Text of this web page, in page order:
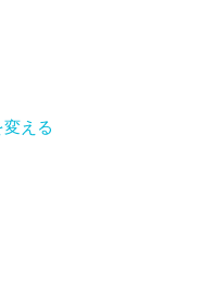
える